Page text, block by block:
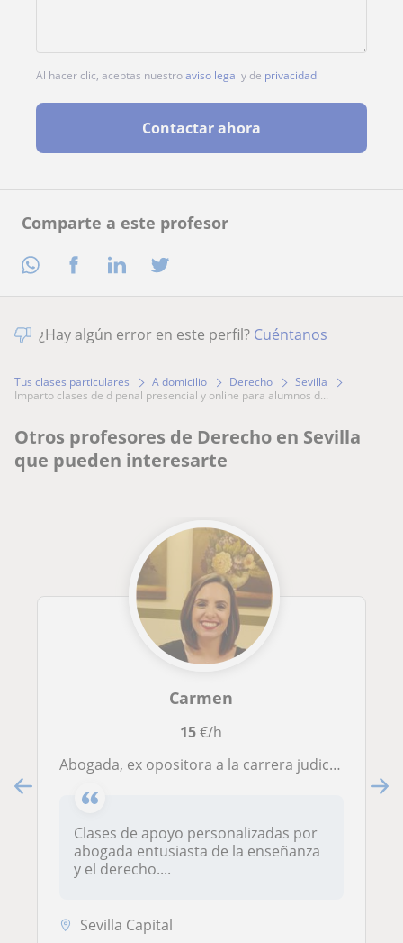
Comparte a este profesor
Al hacer clic, aceptas nuestroaviso legal y de privacidad
Contactar ahora
¿Hay algún error en este perfil? Cuéntanos
Tus clases particulares A domicilio Derecho
Sevilla
imparto clases de d penal presencial y online para alumnos d...
Otros profesores de Derecho en Sevilla
que pueden interesarte
Carmen
15€/h
Abogada, ex opositora a la carrera judicial y fiscal durante 6 años, imparto clases online de Derecho así como de asignaturas jurídicas de otras carreras.
Clases de apoyo personalizadas por
abogada entusiasta de la enseñanza
y el derecho....
Sevilla Capital